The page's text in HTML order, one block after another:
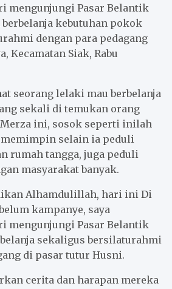
mengunjungi Pasar Belantik
berbelanja kebutuhan pokok
dengan para pedagang
Kecamatan Siak, Rabu
seorang lelaki mau berbelanja
sekali di temukan orang
ini, sosok seperti inilah
selain ia peduli
rumah tangga, juga peduli
masyarakat banyak.
Alhamdulillah, hari ini Di
kampanye, saya
mengunjungi Pasar Belantik
sekaligus bersilaturahmi
di pasar tutur Husni.
cerita dan harapan mereka